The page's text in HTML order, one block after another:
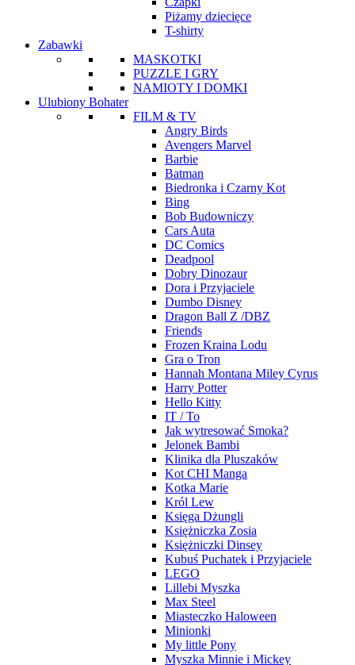
Piżamy dziecięce
T-shirty
Zabawki
MASKOTKI
PUZZLE I GRY
NAMIOTY I DOMKI
Ulubiony Bohater
FILM & TV
Angry Birds
Avengers Marvel
Barbie
Batman
Biedronka i Czarny Kot
Bing
Bob Budowniczy
Cars Auta
DC Comics
Deadpool
Dobry Dinozaur
Dora i Przyjaciele
Dumbo Disney
Dragon Ball Z /DBZ
Friends
Frozen Kraina Lodu
Gra o Tron
Hannah Montana Miley Cyrus
Harry Potter
Hello Kitty
IT / To
Jak wytresować Smoka?
Jelonek Bambi
Klinika dla Pluszaków
Kot CHI Manga
Kotka Marie
Król Lew
Księga Dżungli
Księżniczka Zosia
Księżniczki Dinsey
Kubuś Puchatek i Przyjaciele
LEGO
Lillebi Myszka
Max Steel
Miasteczko Haloween
Minionki
My little Pony
Myszka Minnie i Mickey